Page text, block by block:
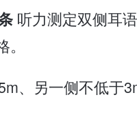
听力测定双侧耳
、另一侧不低于